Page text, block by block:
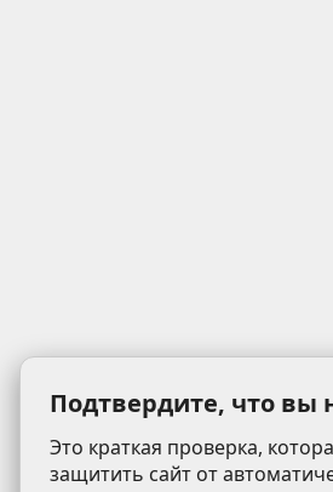
Подтвердите, что вы
Это краткая проверка,
защитить сайт от